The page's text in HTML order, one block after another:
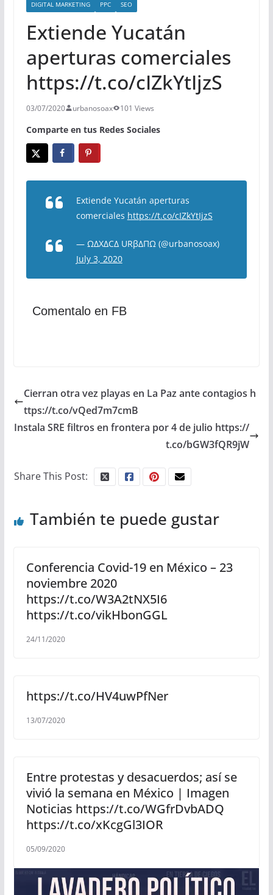
DIGITAL MARKETING PPC SEO
Extiende Yucatán
aperturas comerciales
https://t.co/cIZkYtIjzS
03/07/2020 urbanosoax 101 Views
Comparte en tus Redes Sociales
Extiende Yucatán aperturas
comerciales https://t.co/cIZkYtIjzS
— ΩΔXΔCΔ URβΔΠΩ (@urbanosoax)
July 3, 2020
Comentalo en FB
Cierran otra vez playas en La Paz ante contagios h
ttps://t.co/vQed7m7cmB
Instala SRE filtros en frontera por 4 de julio https://
t.co/bGW3fQR9jW
Share This Post:
También te puede gustar
Conferencia Covid-19 en México – 23
noviembre 2020
https://t.co/W3A2tNX5I6
https://t.co/vikHbonGGL
24/11/2020
https://t.co/HV4uwPfNer
13/07/2020
Entre protestas y desacuerdos; así se
vivió la semana en México | Imagen
Noticias https://t.co/WGfrDvbADQ
https://t.co/xKcgGl3IOR
05/09/2020